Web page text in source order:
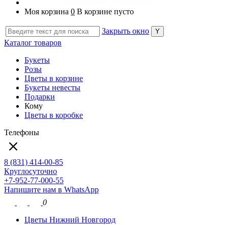
Моя корзина 0 В корзине пусто
Закрыть окно
Каталог товаров
Букеты
Розы
Цветы в корзине
Букеты невесты
Подарки
Кому
Цветы в коробке
Телефоны
8 (831) 414-00-85
Круглосуточно
+7-952-77-000-55
Напишите нам в WhatsApp
0
Цветы Нижний Новгород